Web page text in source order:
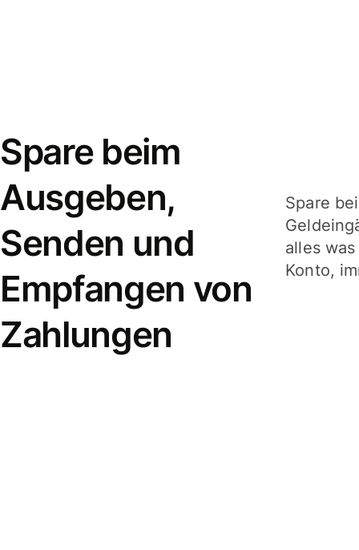
Spare beim
Ausgeben,
Senden und
Empfangen von
Zahlungen
Spare
alles
Konto,